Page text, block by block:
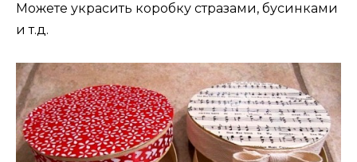
Можете украсить коробку стразами, бусинками
и т.д.